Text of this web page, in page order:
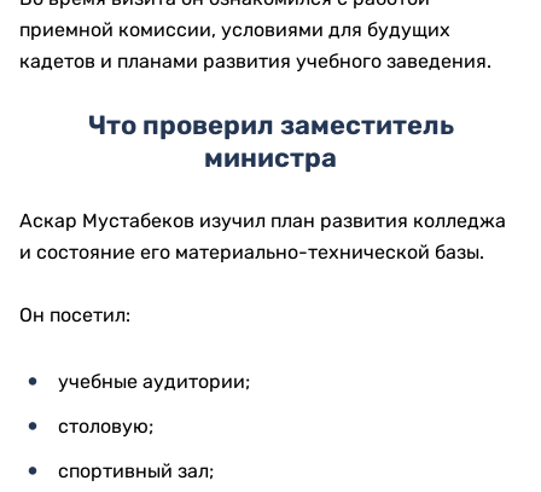
приемной комиссии, условиями для будущих
кадетов и планами развития учебного заведения.
Что проверил заместитель
министра
Аскар Мустабеков изучил план развития колледжа
и состояние его материально-технической базы.
Он посетил:
учебные аудитории;
столовую;
спортивный зал;